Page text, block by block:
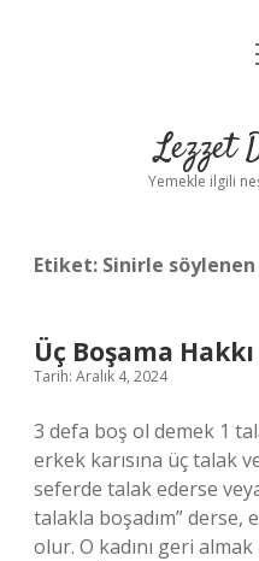
Lezzet
Yemekle ilgili
Etiket: Sinirle
Üç Boşama
Tarih: Aralık 4, 2024
3 defa boş ol demek 1
erkek karısına üç talak
seferde talak ederse
talakla boşadım” derse,
olur. O kadını geri